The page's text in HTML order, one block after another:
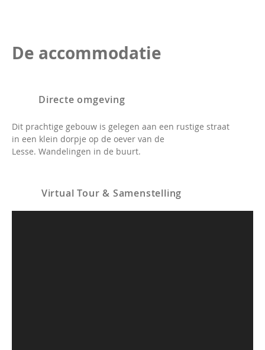
De accommodatie
Directe omgeving
Dit prachtige gebouw is gelegen aan een rustige straat
in een klein dorpje op de oever van de
Lesse. Wandelingen in de buurt.
Virtual Tour & Samenstelling